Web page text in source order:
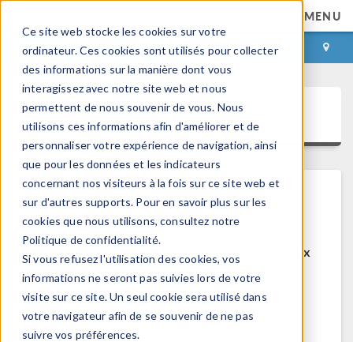
Ce site web stocke les cookies sur votre
ordinateur. Ces cookies sont utilisés pour collecter
des informations sur la manière dont vous
interagissez avec notre site web et nous
permettent de nous souvenir de vous. Nous
utilisons ces informations afin d'améliorer et de
personnaliser votre expérience de navigation, ainsi
que pour les données et les indicateurs
concernant nos visiteurs à la fois sur ce site web et
sur d'autres supports. Pour en savoir plus sur les
cookies que nous utilisons, consultez notre
Politique de confidentialité.
Si vous refusez l'utilisation des cookies, vos
informations ne seront pas suivies lors de votre
visite sur ce site. Un seul cookie sera utilisé dans
votre navigateur afin de se souvenir de ne pas
suivre vos préférences.
MENU
CONNEXION CONTACT
COMSOL Access
Bienvenue sur COMSOL Access
COMSOL Access est un service disponible aux
utilisateurs et contacts.
Bénéfices:
Modifier les informations de contact et de